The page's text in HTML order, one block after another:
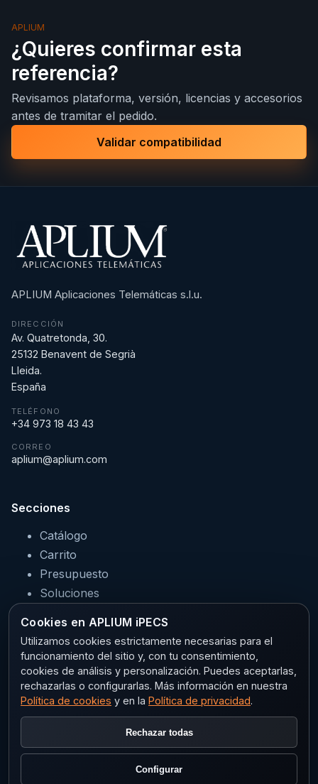
APLIUM
¿Quieres confirmar esta
referencia?
Revisamos plataforma, versión, licencias y accesorios
antes de tramitar el pedido.
Validar compatibilidad
APLIUM Aplicaciones Telemáticas s.l.u.
DIRECCIÓN
Av. Quatretonda, 30.
25132 Benavent de Segrià
Lleida.
España
TELÉFONO
+34 973 18 43 43
CORREO
aplium@aplium.com
Secciones
Catálogo
Carrito
Presupuesto
Soluciones
Sectores
Legal
Aviso legal
Política de cookies
Configurar cookies
Cookies en APLIUM iPECS
Utilizamos cookies estrictamente necesarias para el
funcionamiento del sitio y, con tu consentimiento,
cookies de análisis y personalización. Puedes aceptarlas,
rechazarlas o configurarlas. Más información en nuestra
Política de cookies y en la Política de privacidad.
Rechazar todas
Configurar